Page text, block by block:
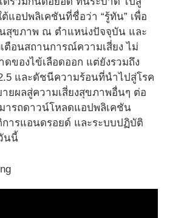
แอปพลิเคชันที่ชื่อว่า “รู้ทัน” เพื่อ
นสุขภาพ ณ ตำแหน่งปัจจุบัน และ
ตือนสถานการณ์ความเสี่ยง ไม่
ดของไข้เลือดออก แต่ยังรวมถึง
และดัชนีความร้อนที่นำไปสู่โรค
ยผลสู่ความเสี่ยงสุขภาพอื่นๆ ต่อ
ารถดาวน์โหลดแอปพลิเคชัน
การแอนดรอยด์ และระบบปฏิบัติ
นนี้